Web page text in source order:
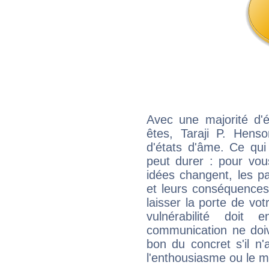
Avec une majorité
êtes, Taraji P.
d'états d'âme. Ce
peut durer : pour
idées changent, les
et leurs
laisser la porte de
vulnérabilité doit
communication ne
bon du concret s'il
l'enthousiasme ou le